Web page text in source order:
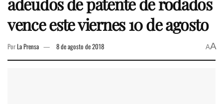
vence este viernes 10 de agosto
PorLa Prensa 8 de agosto de 2018 AA